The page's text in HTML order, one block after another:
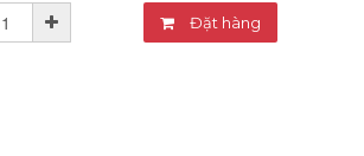
Đặt hàng